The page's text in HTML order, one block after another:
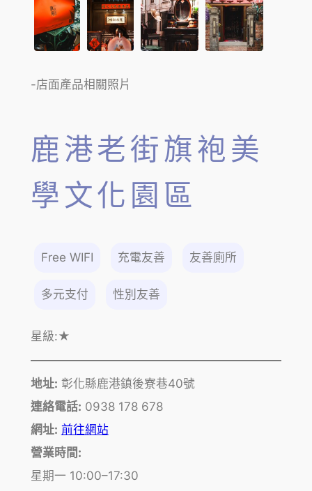
-店面產品相關照片
鹿港老街旗袍美
學文化園區
Free WIFI 充電友善 友善廁所
多元支付 性別友善
星級:★
地址: 彰化縣鹿港鎮後寮巷40號
連絡電話: 0938 178 678
網址: 前往網站
營業時間:
星期一 10:00–17:30